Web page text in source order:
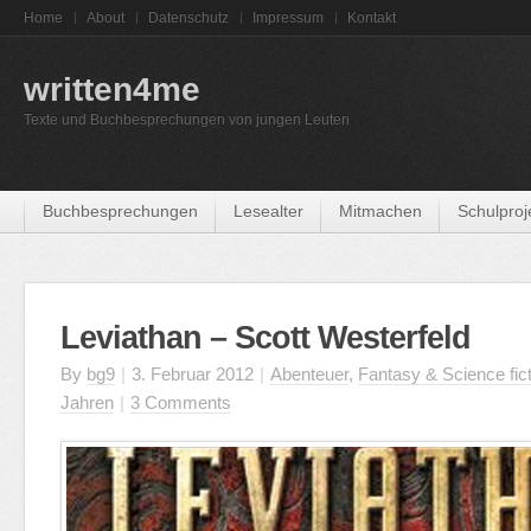
Home About Datenschutz Impressum Kontakt
written4me
Texte und Buchbesprechungen von jungen Leuten
Buchbesprechungen Lesealter Mitmachen
Leviathan – Scott Westerfeld
By bg9 | 3. Februar 2012 | Abenteuer, Fantasy & Science
Jahren | 3 Comments